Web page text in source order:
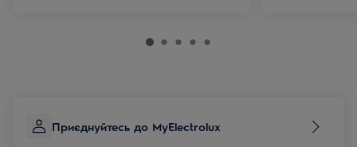
Приєднуйтесь до MyElectrolux